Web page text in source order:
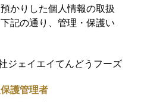
かりした個人情報の取扱
記の通り、管理・保護い
ジェイエイてんどうフーズ
護管理者